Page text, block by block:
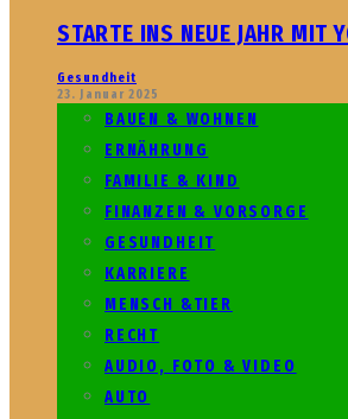
STARTE INS NEUE JAHR MIT
Gesundheit
23. Januar 2025
BAUEN & WOHNEN
ERNÄHRUNG
FAMILIE & KIND
FINANZEN & VORSORGE
GESUNDHEIT
KARRIERE
MENSCH &TIER
RECHT
AUDIO, FOTO & VIDEO
AUTO